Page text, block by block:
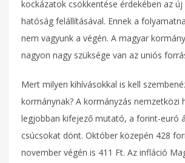
kockázatok csökkentése érdekében az
hatóság felállításával. Ennek a
nem vagyunk a végén. A magyar
nagyon nagy szüksége van az uniós
Mert milyen kihívásokkal is kell
kormánynak? A kormányzás nemzetközi
legjobban kifejező mutató, a forint-euró
csúcsokat dönt. Október közepén 428
november végén is 411 Ft. Az infláció